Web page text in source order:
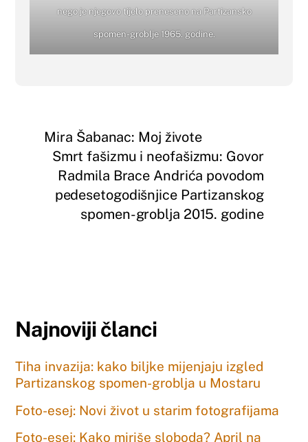
nego je njegovo tijelo preneseno na Partizansko
spomen-groblje 1965. godine.
Mira Šabanac: Moj živote
Smrt fašizmu i neofašizmu: Govor
Radmila Brace Andrića povodom
pedesetogodišnjice Partizanskog
spomen-groblja 2015. godine
Najnoviji članci
Tiha invazija: kako biljke mijenjaju izgled
Partizanskog spomen-groblja u Mostaru
Foto-esej: Novi život u starim fotografijama
Foto-esej: Kako miriše sloboda? April na